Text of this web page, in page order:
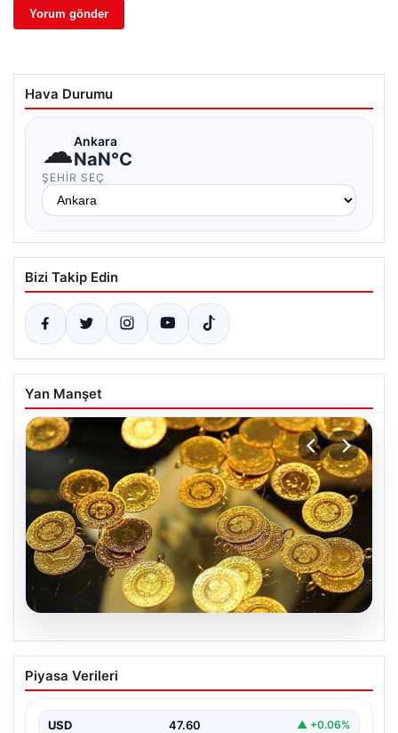
Hava Durumu
☁Ankara
NaN°C
ŞEHIR SEÇ
Bizi Takip Edin
Yan Manşet
Altın fiyatları canlı 7 Nisan 2026: Altın
fiyatları bugün ne kadar oldu?
Piyasa Verileri
USD 47.60 ▲ +0.06%